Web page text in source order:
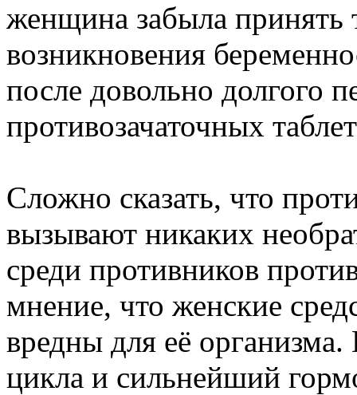
женщина забыла принять
возникновения
после довольно долгого
противозачаточных
Сложно сказать, что
вызывают никаких
среди противников
мнение, что женские
вредны для её
цикла и сильнейший